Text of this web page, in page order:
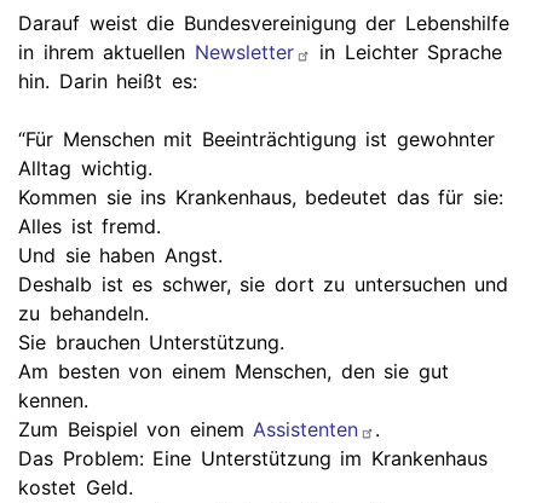
Darauf weist die Bundesvereinigung der Lebenshilfe
in ihrem aktuellen Newsletter
in Leichter Sprache
hin. Darin heißt es:
“Für Menschen mit Beeinträchtigung ist gewohnter
Alltag wichtig.
Kommen sie ins Krankenhaus, bedeutet das für sie:
Alles ist fremd.
Und sie haben Angst.
Deshalb ist es schwer, sie dort zu untersuchen und
zu behandeln.
Sie brauchen Unterstützung.
Am besten von einem Menschen, den sie gut
kennen.
Zum Beispiel von einemAssistenten
.
Das Problem: Eine Unterstützung im Krankenhaus
kostet Geld.